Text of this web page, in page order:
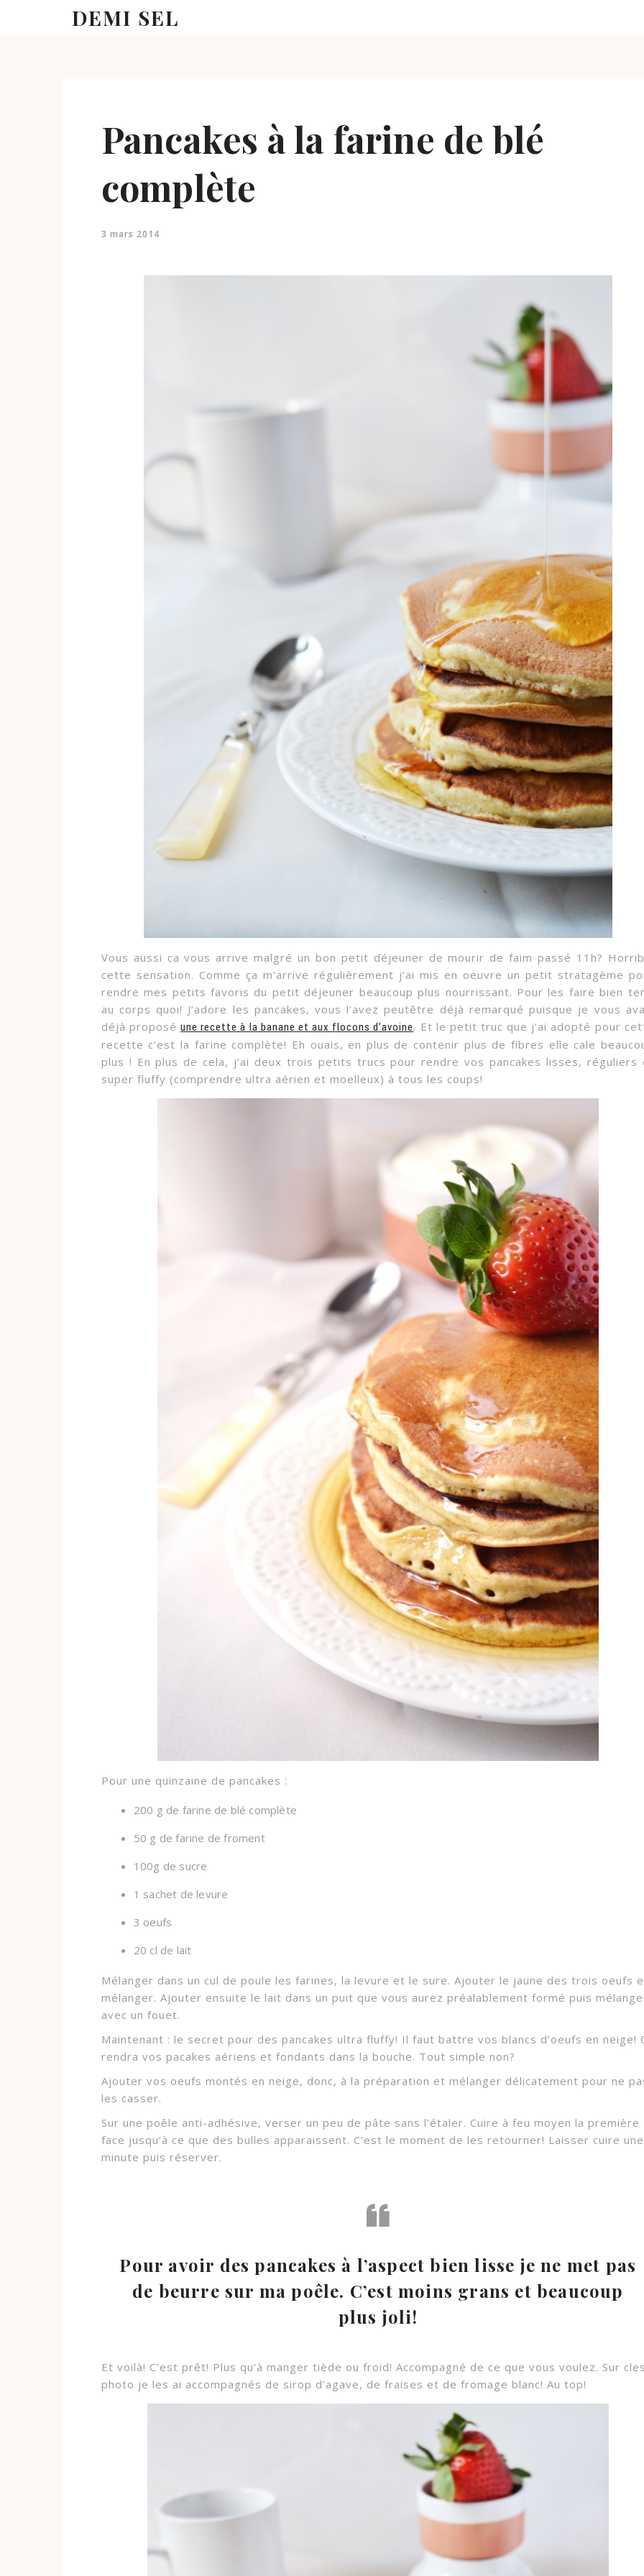
DEMI SEL
Pancakes à la farine de blé
complète
3 mars 2014
Vous aussi ca vous arrive malgré un bon petit déjeuner de mourir de faim passé 11h?
cette sensation. Comme ça m’arrive régulièrement j’ai mis en oeuvre un petit stratagème
rendre mes petits favoris du petit déjeuner beaucoup plus nourrissant. Pour les faire bien
au corps quoi! J’adore les pancakes, vous l’avez peutêtre déjà remarqué puisque je vous
déjà proposéune recette à la banane et aux flocons d’avoine. Et le petit truc que j’ai adopté pour
recette c’est la farine complète! Eh ouais, en plus de contenir plus de fibres elle cale
plus ! En plus de cela, j’ai deux trois petits trucs pour rendre vos pancakes lisses, réguliers
super fluffy (comprendre ultra aérien et moelleux) à tous les coups!
Pour une quinzaine de pancakes :
200 g de farine de blé complète
50 g de farine de froment
100g de sucre
1 sachet de levure
3 oeufs
20 cl de lait
Mélanger dans un cul de poule les farines, la levure et le sure. Ajouter le jaune des trois oeufs
mélanger. Ajouter ensuite le lait dans un puit que vous aurez préalablement formé puis
avec un fouet.
Maintenant : le secret pour des pancakes ultra fluffy! Il faut battre vos blancs d’oeufs en neige!
rendra vos pacakes aériens et fondants dans la bouche. Tout simple non?
Ajouter vos oeufs montés en neige, donc, à la préparation et mélanger délicatement pour ne
les casser.
Sur une poêle anti-adhésive, verser un peu de pâte sans l’étaler. Cuire à feu moyen la première
face jusqu’à ce que des bulles apparaissent. C’est le moment de les retourner! Laisser cuire une
minute puis réserver.
Pour avoir des pancakes à l’aspect bien lisse je ne met pas
de beurre sur ma poêle. C’est moins grans et beaucoup
plus joli!
Et voilà! C’est prêt! Plus qu’à manger tiède ou froid! Accompagné de ce que vous voulez. Sur
photo je les ai accompagnés de sirop d’agave, de fraises et de fromage blanc! Au top!